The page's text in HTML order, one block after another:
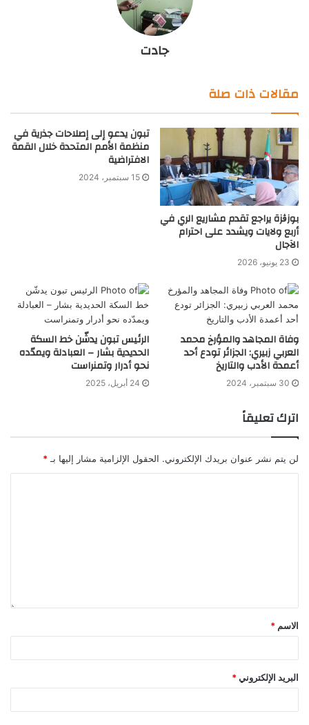
جادت
مقالات ذات صلة
بوزڨزة يراجع تقدم مشاريع الري في
أربع ولايات ويشدد على احترام
الآجال
23 يونيو، 2026
تبون يدعو إلى إصلاحات جذرية في
منظمة الأمم المتحدة خلال القمة
الافتراضية
15 سبتمبر، 2024
وفاة المجاهد والمؤرخ محمد
العربي زبيري: الجزائر تودع أحد
أعمدة الأدب والتاريخ
30 سبتمبر، 2024
الرئيس تبون يدشّن خط السكة
الحديدية بشار – العبادلة ويمدّده
نحو أدرار وتمنراست
24 أبريل، 2025
اترك تعليقاً
لن يتم نشر عنوان بريدك الإلكتروني. الحقول الإلزامية مشار إليها بـ *
الاسم *
البريد الإلكتروني *